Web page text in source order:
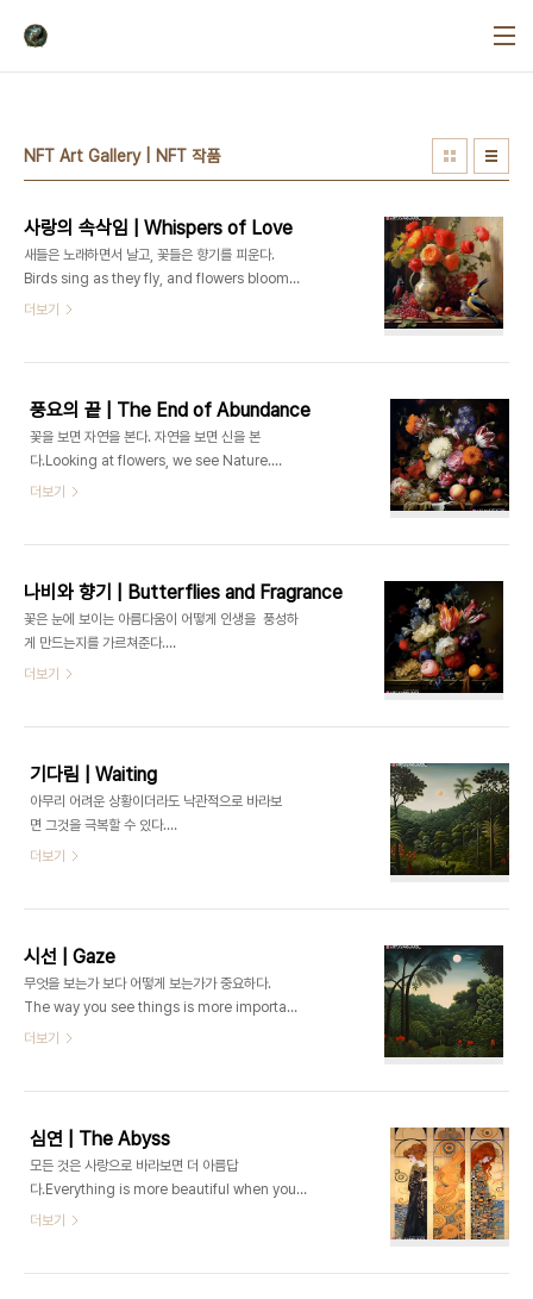
NFT Art Gallery | NFT 작품
사랑의 속삭임 | Whispers of Love
새들은 노래하면서 날고, 꽃들은 향기를 피운다.
Birds sing as they fly, and flowers bloom with fragrance.- 빅
토르 위고 Victor Hugo 사랑의 속삭
임 | Whispers of Love ART FLOW ERA | Baroque | Caravaggio, Rembrandt
렌 등 ▫️ https://ArtVanguard.co.kr▫️ BUY NFT ART : https://opensea.io/ART-
TRIP▫️ Artist : https://www.instagram.com/art.trip_jay▫️ Shop : 행
운의 굿즈 🔗클..
더보기
풍요의 끝 | The End of Abundance
꽃을 보면 자연을 본다. 자연을 보면 신을 본
다.Looking at flowers, we see Nature.
Looking at Nature, we see God.- 마크 초
울 루벤스, 클로드 로
렌 등 ▫️ https://ArtVanguard.co.kr▫️ BUY NFT ART : https://opensea.io/ART-
TRIP▫️ Artist : https://www.instagram.com/art.trip_jay▫️ Shop : 행
운..
더보기
나비와 향기 | Butterflies and Fragrance
꽃은 눈에 보이는 아름다움이 어떻게 인생을 풍성하
게 만드는지를 가르쳐준다.
Flowers teach us how visible beauty enriches life.- 오
울 루벤스, 클로드 로
렌 등 ▫️ https://ArtVanguard.co.kr▫️ BUY NFT ART : https://opensea.io/ART-
TRIP▫️ Artist : https://www.instagram.com/art.trip_jay▫️..
더보기
기다림 | Waiting
아무리 어려운 상황이더라도 낙관적으로 바라보
면 그것을 극복할 수 있다.
No matter how difficult the situation, with optimism, it can be overcome.- 앙
마 모지스, 헨리 다거, 세라핀 루
이 등 ▫️ https://ArtVanguard.co.kr▫️ BUY NFT ART : https://opensea.io/ART-
TRIP▫️ Artist : https://www.ins..
더보기
시선 | Gaze
무엇을 보는가 보다 어떻게 보는가가 중요하다.
The way you see things is more important than what you see.- 앙
리 루소 Henri Rousseau 시
선 | Gaze ART FLOW ERA | Primitiveism | Henri Rousseau, L.S. Laurie,
이 등 ▫️ https://ArtVanguard.co.kr▫️ BUY NFT ART : https://opensea.io/ART-
TRIP▫️ Artist : https://www.instagram.com/art.trip_jay▫️ Shop : ..
더보기
심연 | The Abyss
모든 것은 사랑으로 바라보면 더 아름답
다.Everything is more beautiful when you look at it with love.- 구
스타프 클림트 Gustav Klimt 심
연 | The Abyss ART FLOW ERA | Art Nouveau | Gustav Klimt, Alphonse
더보기